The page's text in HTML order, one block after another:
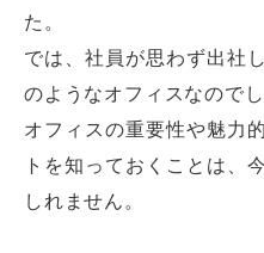
た。
では、社員が思わず出社
のようなオフィスなのでし
オフィスの重要性や魅力
トを知っておくことは、
しれません。